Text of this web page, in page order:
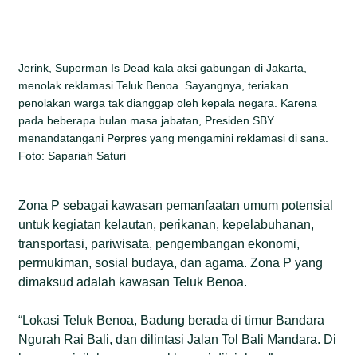
Jerink, Superman Is Dead kala aksi gabungan di Jakarta,
menolak reklamasi Teluk Benoa. Sayangnya, teriakan
penolakan warga tak dianggap oleh kepala negara. Karena
pada beberapa bulan masa jabatan, Presiden SBY
menandatangani Perpres yang mengamini reklamasi di sana.
Foto: Sapariah Saturi
Zona P sebagai kawasan pemanfaatan umum potensial
untuk kegiatan kelautan, perikanan, kepelabuhanan,
transportasi, pariwisata, pengembangan ekonomi,
permukiman, sosial budaya, dan agama. Zona P yang
dimaksud adalah kawasan Teluk Benoa.
“Lokasi Teluk Benoa, Badung berada di timur Bandara
Ngurah Rai Bali, dan dilintasi Jalan Tol Bali Mandara. Di